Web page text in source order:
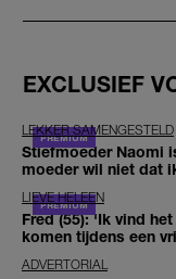
EXCLUSIEF
LEKKER SAMENGESTELD
Stiefmoeder Naomi
moeder wil niet dat
LIEVE HELEEN
Fred (55): 'Ik vind
komen tijdens een
ADVERTORIAL